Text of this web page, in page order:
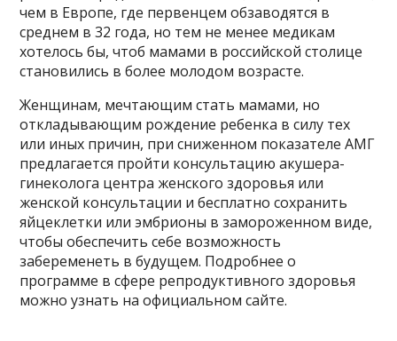
чем в Европе, где первенцем обзаводятся в
среднем в 32 года, но тем не менее медикам
хотелось бы, чтоб мамами в российской столице
становились в более молодом возрасте.
Женщинам, мечтающим стать мамами, но
откладывающим рождение ребенка в силу тех
или иных причин, при сниженном показателе АМГ
предлагается пройти консультацию акушера-
гинеколога центра женского здоровья или
женской консультации и бесплатно сохранить
яйцеклетки или эмбрионы в замороженном виде,
чтобы обеспечить себе возможность
забеременеть в будущем. Подробнее о
программе в сфере репродуктивного здоровья
можно узнать на официальном сайте.